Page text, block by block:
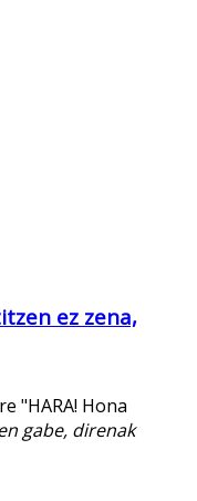
ez zena,
"HARA! Hona
gabe, direnak